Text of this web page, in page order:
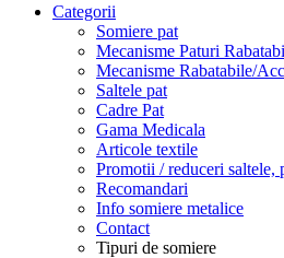
Categorii
Somiere pat
Mecanisme Paturi
Mecanisme Rabatabile/
Saltele pat
Cadre Pat
Gama Medicala
Articole textile
Promotii / reduceri saltele,
Recomandari
Info somiere metalice
Contact
Tipuri de somiere